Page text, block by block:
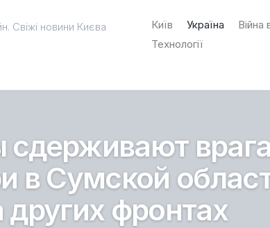
Свіжі новини Києва
Київ Україна Війна
Технології
в Сумской
фронтах